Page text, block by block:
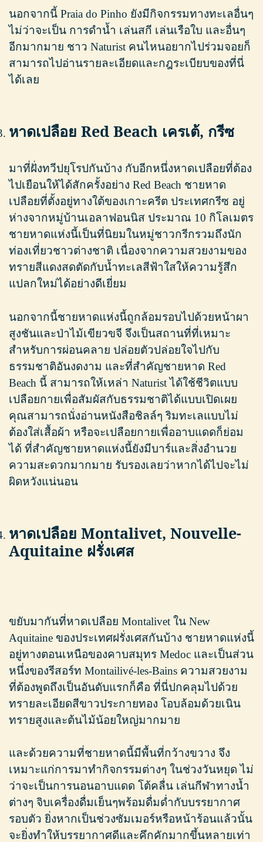
นอกจากนี้ Praia do Pinho ยังมีกิจกรรมทางทะเลอื่นๆ
ไม่ว่าจะเป็น การดำน้ำ เล่นสกี เล่นเรือใบ และอื่นๆ
อีกมากมาย ชาว Naturist คนไหนอยากไปร่วมจอยก็
สามารถไปอ่านรายละเอียดและกฎระเบียบของที่นี่
ได้เลย
หาดเปลือย Red Beach เครเต้, กรีซ
มาที่ฝั่งทวีปยุโรปกันบ้าง กับอีกหนึ่งหาดเปลือยที่ต้อง
ไปเยือนให้ได้สักครั้งอย่าง Red Beach ชายหาด
เปลือยที่ตั้งอยู่ทางใต้ของเกาะครีต ประเทศกรีซ อยู่
ห่างจากหมู่บ้านเอลาฟอนนิส ประมาณ 10 กิโลเมตร
ชายหาดแห่งนี้เป็นที่นิยมในหมู่ชาวกรีกรวมถึงนัก
ท่องเที่ยวชาวต่างชาติ เนื่องจากความสวยงามของ
ทรายสีแดงสดตัดกับน้ำทะเลสีฟ้าใสให้ความรู้สึก
แปลกใหม่ได้อย่างดีเยี่ยม
นอกจากนี้ชายหาดแห่งนี้ถูกล้อมรอบไปด้วยหน้าผา
สูงชันและป่าไม้เขียวขจี จึงเป็นสถานที่ที่เหมาะ
สำหรับการผ่อนคลาย ปล่อยตัวปล่อยใจไปกับ
ธรรมชาติอันงดงาม และที่สำคัญชายหาด Red
Beach นี้ สามารถให้เหล่า Naturist ได้ใช้ชีวิตแบบ
เปลือยกายเพื่อสัมผัสกับธรรมชาติได้แบบเปิดเผย
คุณสามารถนั่งอ่านหนังสือชิลล์ๆ ริมทะเลแบบไม่
ต้องใส่เสื้อผ้า หรือจะเปลือยกายเพื่ออาบแดดก็ย่อม
ได้ ที่สำคัญชายหาดแห่งนี้ยังมีบาร์และสิ่งอำนวย
ความสะดวกมากมาย รับรองเลยว่าหากได้ไปจะไม่
ผิดหวังแน่นอน
หาดเปลือย Montalivet, Nouvelle-
Aquitaine ฝรั่งเศส
ขยับมากันที่หาดเปลือย Montalivet ใน New
Aquitaine ของประเทศฝรั่งเศสกันบ้าง ชายหาดแห่งนี้
อยู่ทางตอนเหนือของคาบสมุทร Medoc และเป็นส่วน
หนึ่งของรีสอร์ท Montailivé-les-Bains ความสวยงาม
ที่ต้องพูดถึงเป็นอันดับแรกก็คือ ที่นี่ปกคลุมไปด้วย
ทรายละเอียดสีขาวประกายทอง โอบล้อมด้วยเนิน
ทรายสูงและต้นไม้น้อยใหญ่มากมาย
และด้วยความที่ชายหาดนี้มีพื้นที่กว้างขวาง จึง
เหมาะแก่การมาทำกิจกรรมต่างๆ ในช่วงวันหยุด ไม่
ว่าจะเป็นการนอนอาบแดด โต้คลื่น เล่นกีฬาทางน้ำ
ต่างๆ จิบเครื่องดื่มเย็นๆพร้อมดื่มด่ำกับบรรยากาศ
รอบตัว ยิ่งหากเป็นช่วงซัมเมอร์หรือหน้าร้อนแล้วนั้น
จะยิ่งทำให้บรรยากาศดีและคึกคักมากขึ้นหลายเท่า